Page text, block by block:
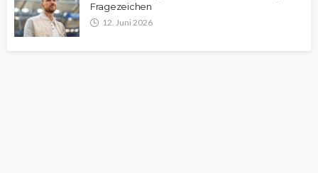
Fragezeichen
12. Juni 2026